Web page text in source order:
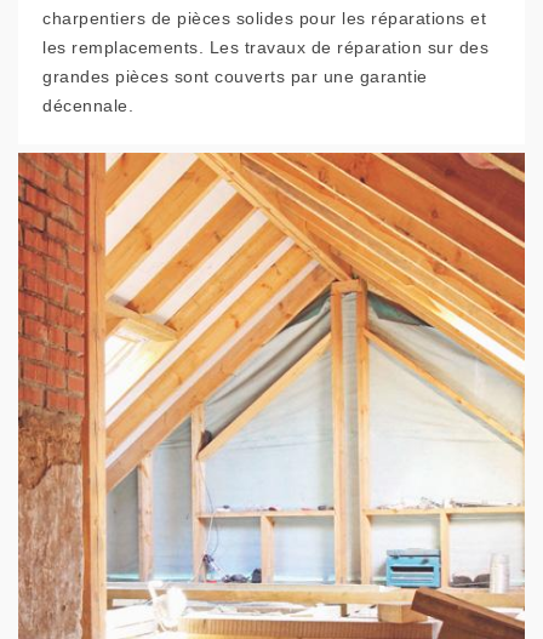
charpentiers de pièces solides pour les réparations et
les remplacements. Les travaux de réparation sur des
grandes pièces sont couverts par une garantie
décennale.